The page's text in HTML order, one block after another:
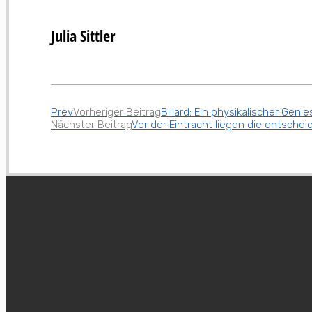
Julia Sittler
PrevVorheriger BeitragBillard: Ein physikalischer
Nächster BeitragVor der Eintracht liegen die